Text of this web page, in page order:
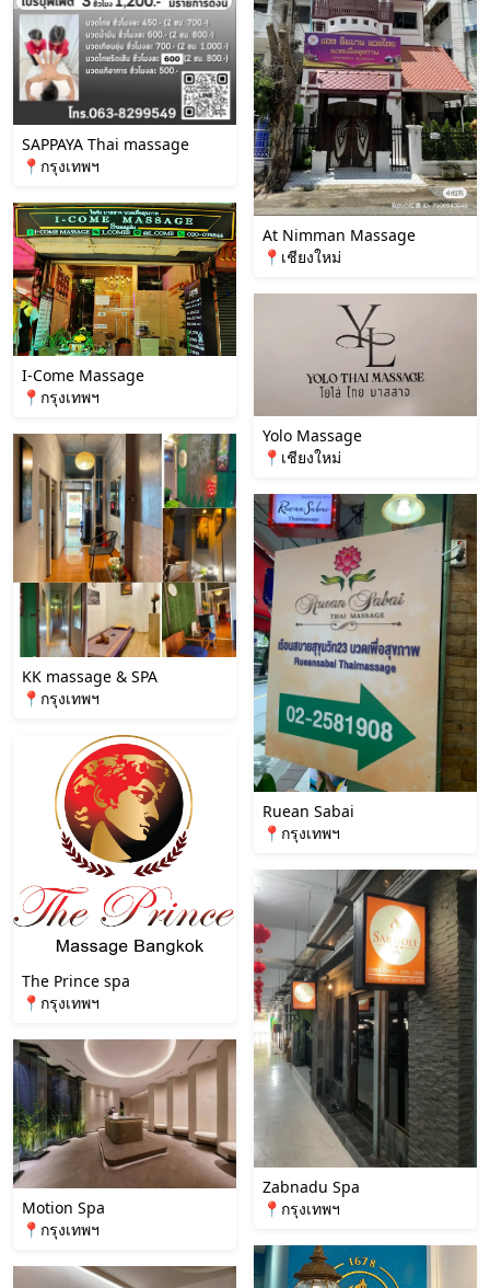
SAPPAYA Thai massage
📍กรุงเทพฯ
I-Come Massage
📍กรุงเทพฯ
KK massage & SPA
📍กรุงเทพฯ
The Prince spa
📍กรุงเทพฯ
Motion Spa
📍กรุงเทพฯ
At Nimman Massage
📍เชียงใหม่
Yolo Massage
📍เชียงใหม่
Ruean Sabai
📍กรุงเทพฯ
Zabnadu Spa
📍กรุงเทพฯ